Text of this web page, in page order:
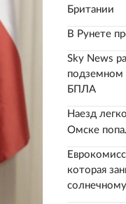
Британии
В Рунете
Sky News
подземном
БПЛА
Наезд
Омске
которая